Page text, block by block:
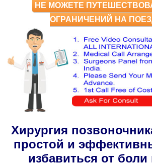
НЕ МОЖЕТЕ
ОГРАНИЧЕНИЙ НА
Хирургия
простой и
избавиться от боли